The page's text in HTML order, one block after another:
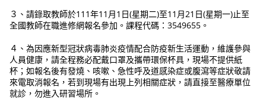
３、請錄取教師於111年11月1日(星期二)至11月21日(星期一)止至
全國教師在職進修網報名參加。課程代碼：3549655。
４、為因應新型冠狀病毒肺炎疫情配合防疫新生活運動，維護參與
人員健康，請全程務必配戴口罩及攜帶環保杯具，現場不提供紙
杯；如報名後有發燒、咳嗽、急性呼及道感染症或腹瀉等症狀敬請
來電取消報名，若到現場有出現上列相關症狀，請直接至醫療單位
就診，勿進入研習場所。